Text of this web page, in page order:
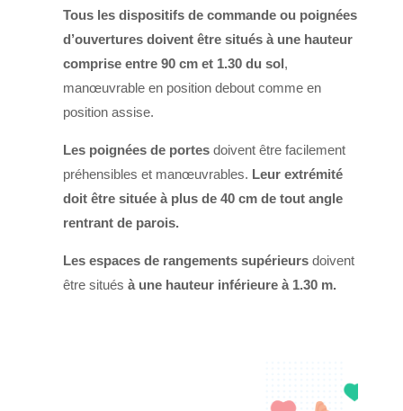
Tous les dispositifs de commande ou poignées
d’ouvertures doivent être situés à une hauteur
comprise entre 90 cm et 1.30 du sol,
manœuvrable en position debout comme en
position assise.
Les poignées de portes doivent être facilement
préhensibles et manœuvrables. Leur extrémité
doit être située à plus de 40 cm de tout angle
rentrant de parois.
Les espaces de rangements supérieurs doivent
être situés à une hauteur inférieure à 1.30 m.